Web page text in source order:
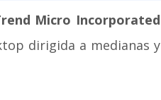
Micro Incorporated
dirigida a medianas y